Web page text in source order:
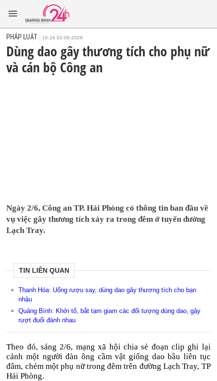
PHÁP LUẬT 16:16 02-06-2026
Dùng dao gây thương tích cho phụ nữ
và cán bộ Công an
Ngày 2/6, Công an TP. Hải Phòng có thông tin ban đầu về
vụ việc gây thương tích xảy ra trong đêm ở tuyến đường
Lạch Tray.
TIN LIÊN QUAN
Thanh Hóa: Uống rượu say, dùng dao gây thương tích cho bạn
nhậu
Quảng Bình: Khởi tố, bắt tạm giam các đối tượng dùng dao, gậy
rượt đuổi đánh nhau
Theo đó, sáng 2/6, mạng xã hội chia sẻ đoạn clip ghi lại
cảnh một người đàn ông cầm vật giống dao bầu liên tục
đâm, chém một phụ nữ trong đêm trên đường Lạch Tray, TP
Hải Phòng.